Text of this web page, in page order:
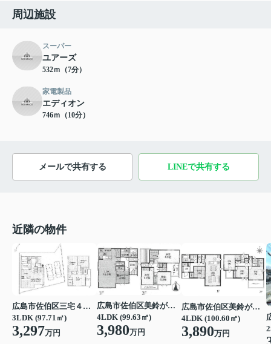
周辺施設
スーパー
ユアーズ
532ｍ（7分）
家電製品
エディオン
746ｍ（10分）
メールで共有する LINEで共有する
近隣の物件
広島市佐伯区三宅４丁目
3LDK (97.71㎡)
3,297万円
広島市佐伯区美鈴が丘東２丁目
4LDK (99.63㎡)
3,980万円
広島市佐伯区美鈴が丘西４丁目
4LDK (100.60㎡)
3,890万円